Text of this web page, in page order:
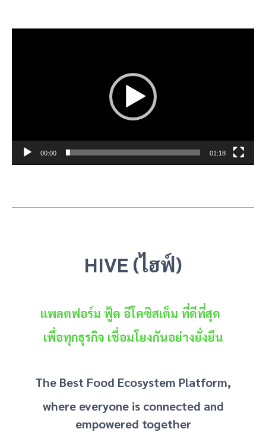
00:00 01:18
HIVE (ไฮฟ์)
แพลตฟอร์ม ฟู้ด อีโคซิสเต็ม ที่ดีที่สุด
เพื่อทุกธุรกิจ เชื่อมโยงกันอย่างยั่งยืน
The Best Food Ecosystem Platform,
where everyone is connected and
empowered together